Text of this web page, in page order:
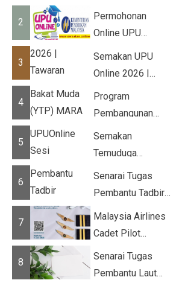
2026
2
Permohonan
Online UPU
2026/2027
3
Semakan UPU
Online 2026 |
Tawaran
Kemasukan ke
4
Program
Pembangunan
Bakat Muda (YTP)
MARA 2026 –
5
Semakan
Temuduga
UPUOnline Sesi
2026/2027
6
Senarai Tugas
Pembantu Tadbir
(Perkeranian/Operasi)
Gred N1
7
Malaysia Airlines
Cadet Pilot
Recruitment
8
Senarai Tugas
Pembantu Laut